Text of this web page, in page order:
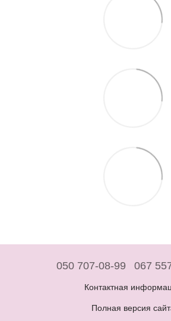
050 707-08-99 067
Контактная
Полная версия